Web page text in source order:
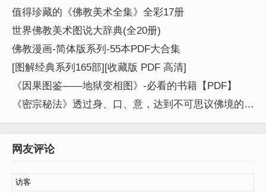
值得珍藏的《佛教美术全集》全彩17册
世界佛教美术图说大辞典(全20册)
佛教漫画-简体版系列-55本PDF大合集
[图解经典系列165部][收藏版 PDF 高清]
《因果图鉴——地狱变相图》-必看的书籍【PDF】
《密宗秘法》透过身、口、意，达到不可思议佛境的一
网友评论